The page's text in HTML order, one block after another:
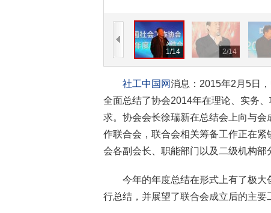
1/14 2/14
社工中国网消息：2015年2月5日
全面总结了协会2014年在理论、实务
求。协会会长徐瑞新在总结会上向与
作联合会，联合会相关筹备工作正在
会各副会长、职能部门以及二级机构部
今年的年度总结在形式上有了极
行总结，并展望了联合会成立后的主要